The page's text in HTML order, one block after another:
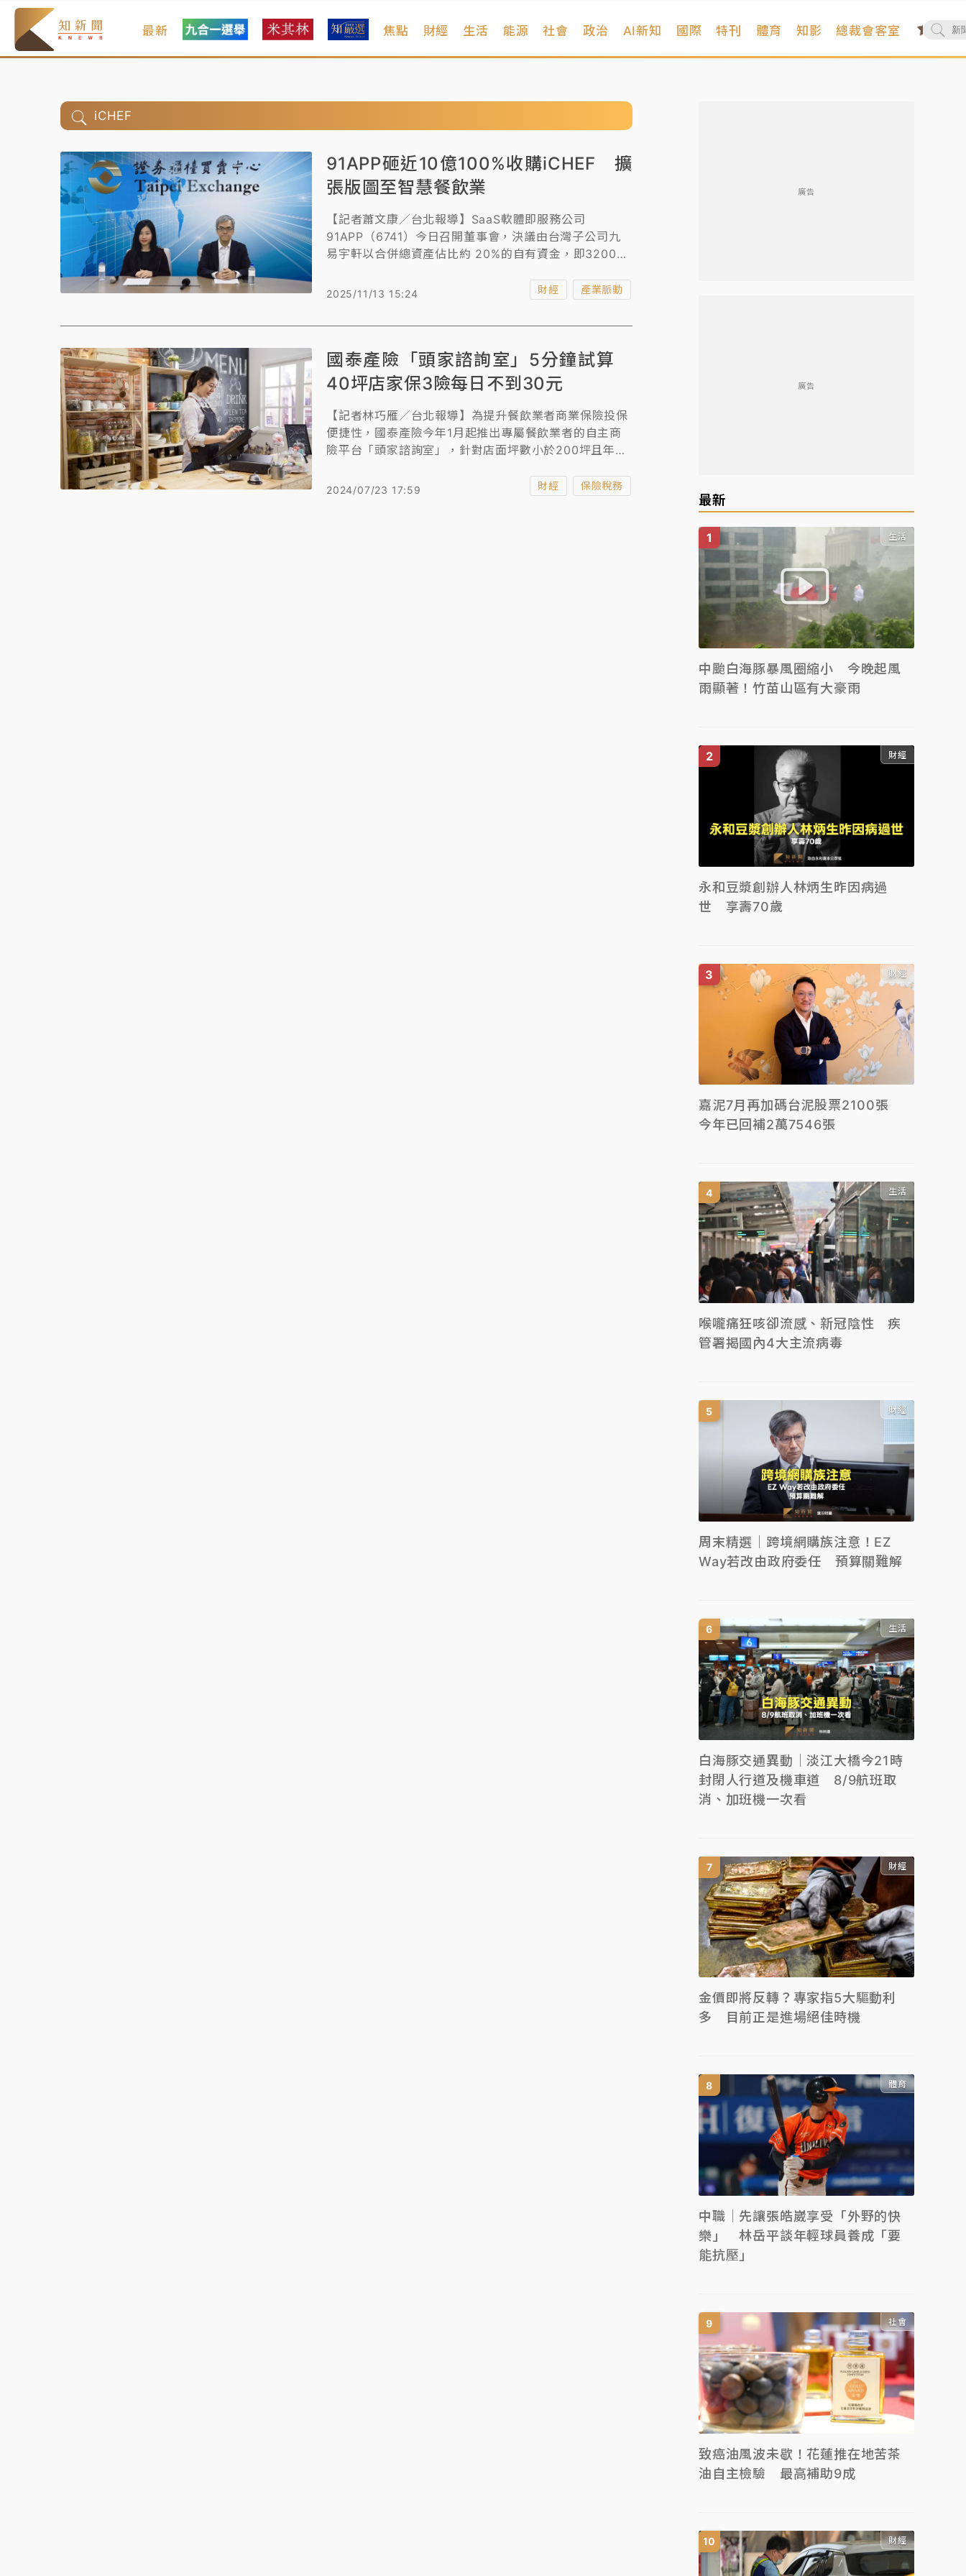
最新 焦點 財經 生活 能源 社會 政治 AI新知 國際 特刊 體育 知影 總裁會客室
iCHEF
91APP砸近10億100%收購iCHEF 擴
張版圖至智慧餐飲業
【記者蕭文康／台北報導】SaaS軟體即服務公司
91APP（6741）今日召開董事會，決議由台灣子公司九
易宇軒以合併總資產佔比約 20%的自有資金，即3200
科技領導品牌 iCHEF（資廚管理顧問）100% 股權。
圍正式延伸至餐飲業，放大總體潛在市場（Total
產品與人才布局，並為廣告業務與第三方支付業務注入新
成長動能。本交易尚待主管機關審議核可後生效。
2025/11/13 15:24 財經 產業脈動
國泰產險「頭家諮詢室」5分鐘試算
40坪店家保3險每日不到30元
【記者林巧雁／台北報導】為提升餐飲業者商業保險投保
便捷性，國泰產險今年1月起推出專屬餐飲業者的自主商
險平台「頭家諮詢室」，針對店面坪數小於200坪且年營
業險保障方案及試算保費，包括商業火險、公共意外責任
2024/07/23 17:59 財經 保險稅務
廣告
廣告
最新
生活
中颱白海豚暴風圈縮小 今晚起風
雨顯著！竹苗山區有大豪雨
財經
永和豆漿創辦人林炳生昨因病過
世 享壽70歲
財經
嘉泥7月再加碼台泥股票2100張
今年已回補2萬7546張
生活
喉嚨痛狂咳卻流感、新冠陰性 疾
管署揭國內4大主流病毒
財經
周末精選｜跨境網購族注意！EZ
Way若改由政府委任 預算關難解
生活
白海豚交通異動｜淡江大橋今21時
封閉人行道及機車道 8/9航班取
消、加班機一次看
財經
金價即將反轉？專家指5大驅動利
多 目前正是進場絕佳時機
體育
中職｜先讓張皓崴享受「外野的快
樂」 林岳平談年輕球員養成「要
能抗壓」
社會
致癌油風波未歇！花蓮推在地苦茶
油自主檢驗 最高補助9成
財經